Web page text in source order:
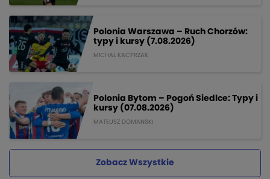
Polonia Warszawa – Ruch Chorzów:
typy i kursy (7.08.2026)
MICHAL KACPRZAK
Polonia Bytom – Pogoń Siedlce: Typy i
kursy (07.08.2026)
MATEUSZ DOMANSKI
Zobacz Wszystkie